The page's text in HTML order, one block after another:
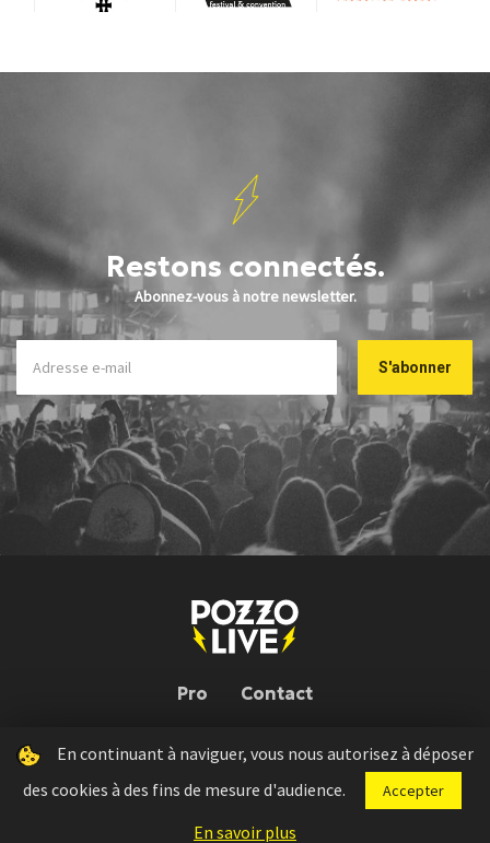
Restons connectés.
Abonnez-vous à notre newsletter.
Pro Contact
Pozzo Live © 2026 | Conception : Pozzo Team, avec l'aide deBloop
Press kit Règlement concours Mentions légales
En continuant à naviguer, vous nous autorisez à déposer
des cookies à des fins de mesure d'audience.
Accepter
En savoir plus